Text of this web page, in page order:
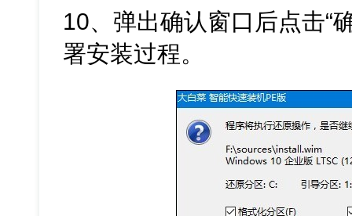
10、弹出确认窗口后点击“
署安装过程。